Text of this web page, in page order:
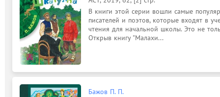
В книги этой серии вошли самые
писателей и поэтов, которые входят в
чтения для начальной школы. Это не
Открыв книгу "Малахи...
Бажов П. П.